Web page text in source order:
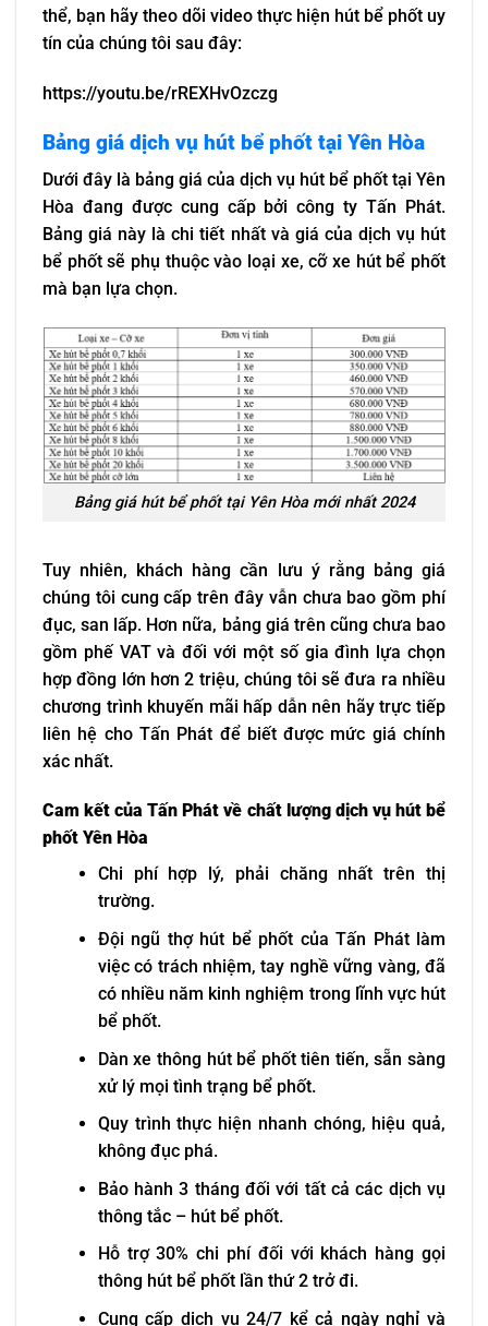
thể, bạn hãy theo dõi video thực hiện hút bể phốt uy
tín của chúng tôi sau đây:
https://youtu.be/rREXHvOzczg
Bảng giá dịch vụ hút bể phốt tại Yên Hòa
Dưới đây là bảng giá của dịch vụ hút bể phốt tại Yên
Hòa đang được cung cấp bởi công ty Tấn Phát.
Bảng giá này là chi tiết nhất và giá của dịch vụ hút
bể phốt sẽ phụ thuộc vào loại xe, cỡ xe hút bể phốt
mà bạn lựa chọn.
Bảng giá hút bể phốt tại Yên Hòa mới nhất 2024
Tuy nhiên, khách hàng cần lưu ý rằng bảng giá
chúng tôi cung cấp trên đây vẫn chưa bao gồm phí
đục, san lấp. Hơn nữa, bảng giá trên cũng chưa bao
gồm phế VAT và đối với một số gia đình lựa chọn
hợp đồng lớn hơn 2 triệu, chúng tôi sẽ đưa ra nhiều
chương trình khuyến mãi hấp dẫn nên hãy trực tiếp
liên hệ cho Tấn Phát để biết được mức giá chính
xác nhất.
Cam kết của Tấn Phát về chất lượng dịch vụ hút bể
phốt Yên Hòa
Chi phí hợp lý, phải chăng nhất trên thị
trường.
Đội ngũ thợ hút bể phốt của Tấn Phát làm
việc có trách nhiệm, tay nghề vững vàng, đã
có nhiều năm kinh nghiệm trong lĩnh vực hút
bể phốt.
Dàn xe thông hút bể phốt tiên tiến, sẵn sàng
xử lý mọi tình trạng bể phốt.
Quy trình thực hiện nhanh chóng, hiệu quả,
không đục phá.
Bảo hành 3 tháng đối với tất cả các dịch vụ
thông tắc – hút bể phốt.
Hỗ trợ 30% chi phí đối với khách hàng gọi
thông hút bể phốt lần thứ 2 trở đi.
Cung cấp dịch vụ 24/7 kể cả ngày nghỉ và